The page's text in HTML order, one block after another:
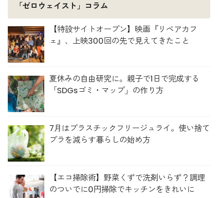
「ゼロウェイスト」コラム
【特設サイトオープン】映画『リペアカフ
ェ』、上映300回の先で見えてきたこと
夏休みの自由研究に。親子で1日で完成する
「SDGsゴミ・マップ」の作り方
7月はプラスチックフリージュライ。使い捨て
プラを減らす暮らしの始め方
【エコ掃除術】野菜くずで洗剤いらず？調理
のついでに0円掃除でキッチンをきれいに